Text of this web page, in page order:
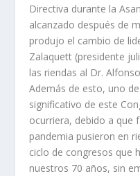
Directiva durante la
alcanzado después de
produjo el cambio de
Zalaquett (presidente
las riendas al Dr.
Además de esto, uno
significativo de este
ocurriera, debido a que
pandemia pusieron en
ciclo de congresos que
nuestros 70 años, sin